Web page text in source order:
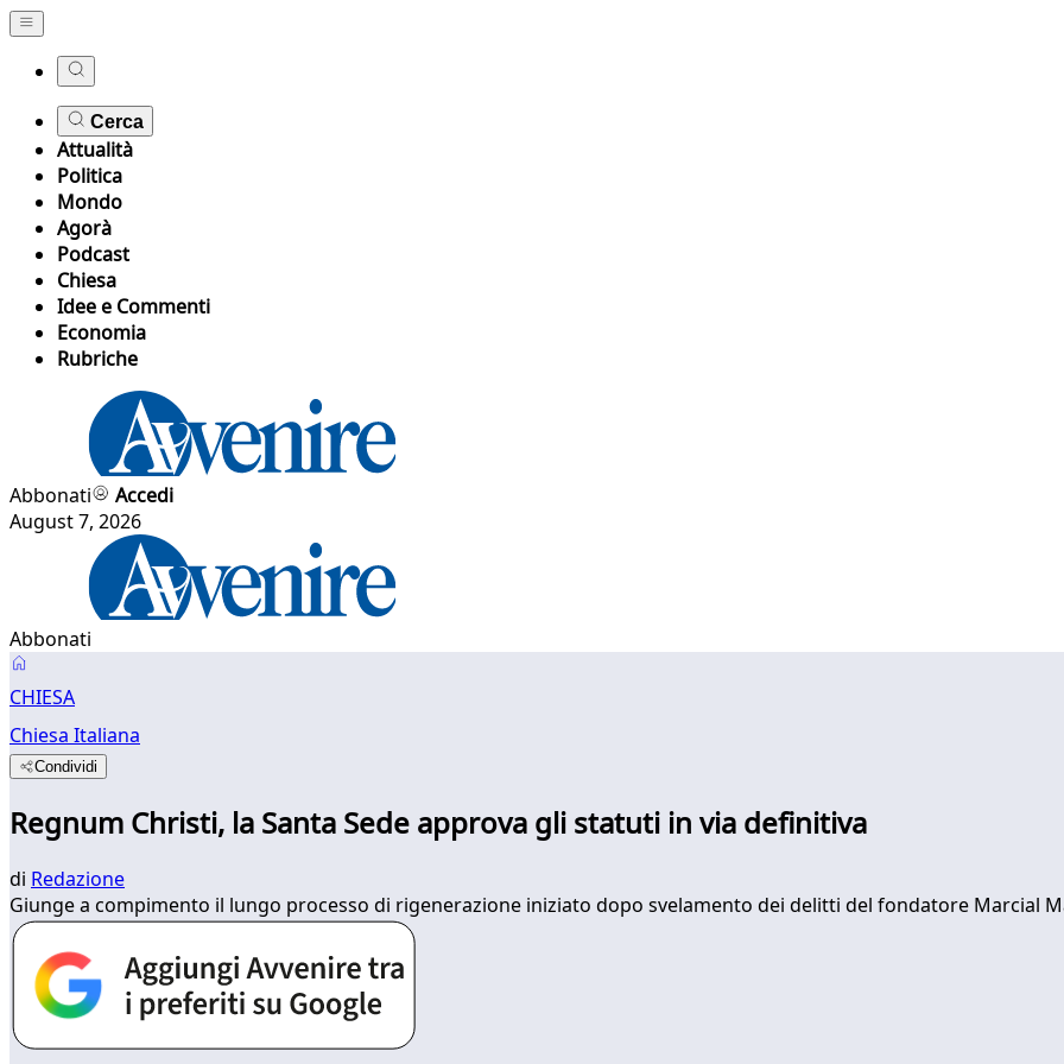
Cerca
Attualità
Politica
Mondo
Agorà
Podcast
Chiesa
Idee e Commenti
Economia
Rubriche
Abbonati
Accedi
August 7, 2026
Abbonati
CHIESA
Chiesa Italiana
Condividi
Regnum Christi, la Santa Sede approva gli statuti in via definitiva
di Redazione
Giunge a compimento il lungo processo di rigenerazione iniziato dopo svelamento dei delitti del fondatore Marcial